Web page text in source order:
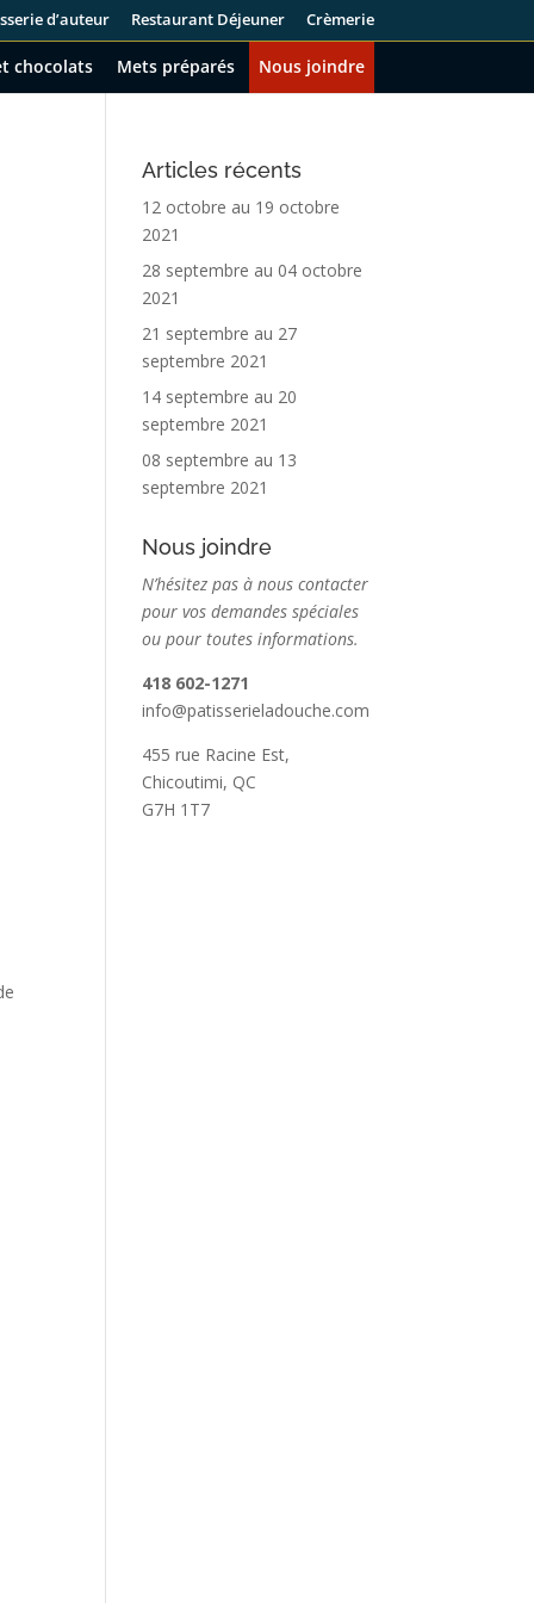
d’auteur Restaurant Déjeuner Crèmerie
chocolats Mets préparés Nous joindre
Articles récents
12 octobre au 19 octobre
2021
28 septembre au 04 octobre
2021
21 septembre au 27
septembre 2021
14 septembre au 20
septembre 2021
08 septembre au 13
septembre 2021
Nous joindre
N’hésitez pas à nous contacter
pour vos demandes spéciales
ou pour toutes informations.
418 602-1271
info@patisserieladouche.com
455 rue Racine Est,
Chicoutimi, QC
G7H 1T7